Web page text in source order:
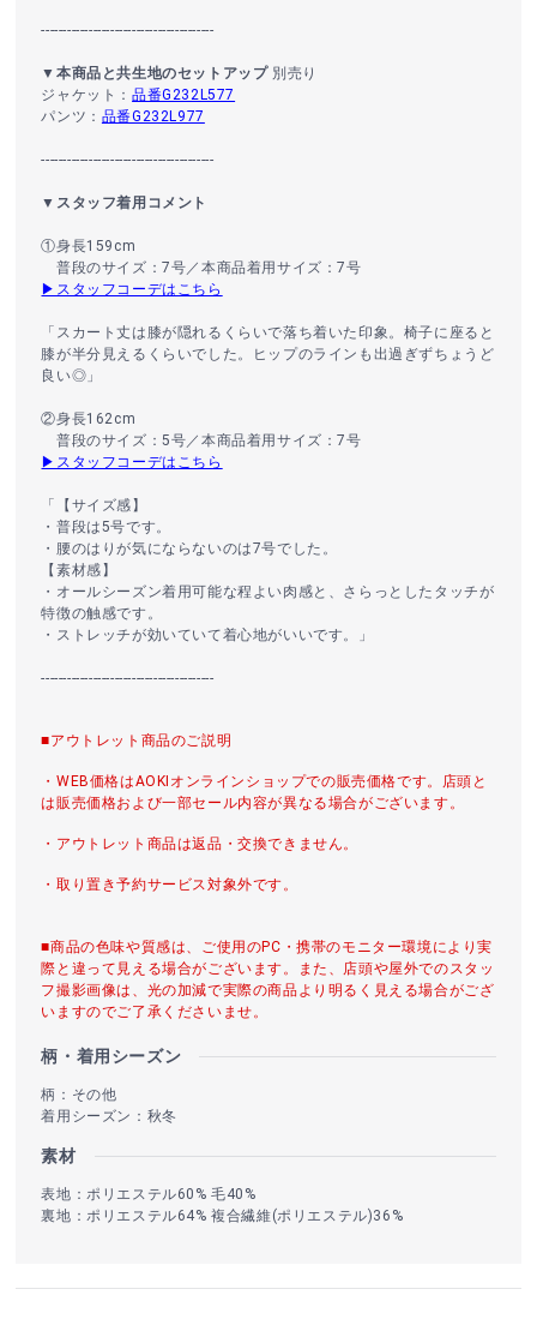
----------------------------------------
▼本商品と共生地のセットアップ別売り
ジャケット：品番G232L577
パンツ： 品番G232L977
----------------------------------------
▼スタッフ着用コメント
①身長159cm
普段のサイズ：7号／本商品着用サイズ：7号
▶スタッフコーデはこちら
「スカート丈は膝が隠れるくらいで落ち着いた印象。椅子に座ると
膝が半分見えるくらいでした。ヒップのラインも出過ぎずちょうど
良い◎」
②身長162cm
普段のサイズ：5号／本商品着用サイズ：7号
▶スタッフコーデはこちら
「【サイズ感】
・普段は5号です。
・腰のはりが気にならないのは7号でした。
【素材感】
・オールシーズン着用可能な程よい肉感と、さらっとしたタッチが
特徴の触感です。
・ストレッチが効いていて着心地がいいです。」
----------------------------------------
■アウトレット商品のご説明
・WEB価格はAOKIオンラインショップでの販売価格です。店頭と
は販売価格および一部セール内容が異なる場合がございます。
・アウトレット商品は返品・交換できません。
・取り置き予約サービス対象外です。
■商品の色味や質感は、ご使用のPC・携帯のモニター環境により実
際と違って見える場合がございます。また、店頭や屋外でのスタッ
フ撮影画像は、光の加減で実際の商品より明るく見える場合がござ
いますのでご了承くださいませ。
柄・着用シーズン
柄：その他
着用シーズン：秋冬
素材
表地：ポリエステル60% 毛40%
裏地：ポリエステル64% 複合繊維(ポリエステル)36%